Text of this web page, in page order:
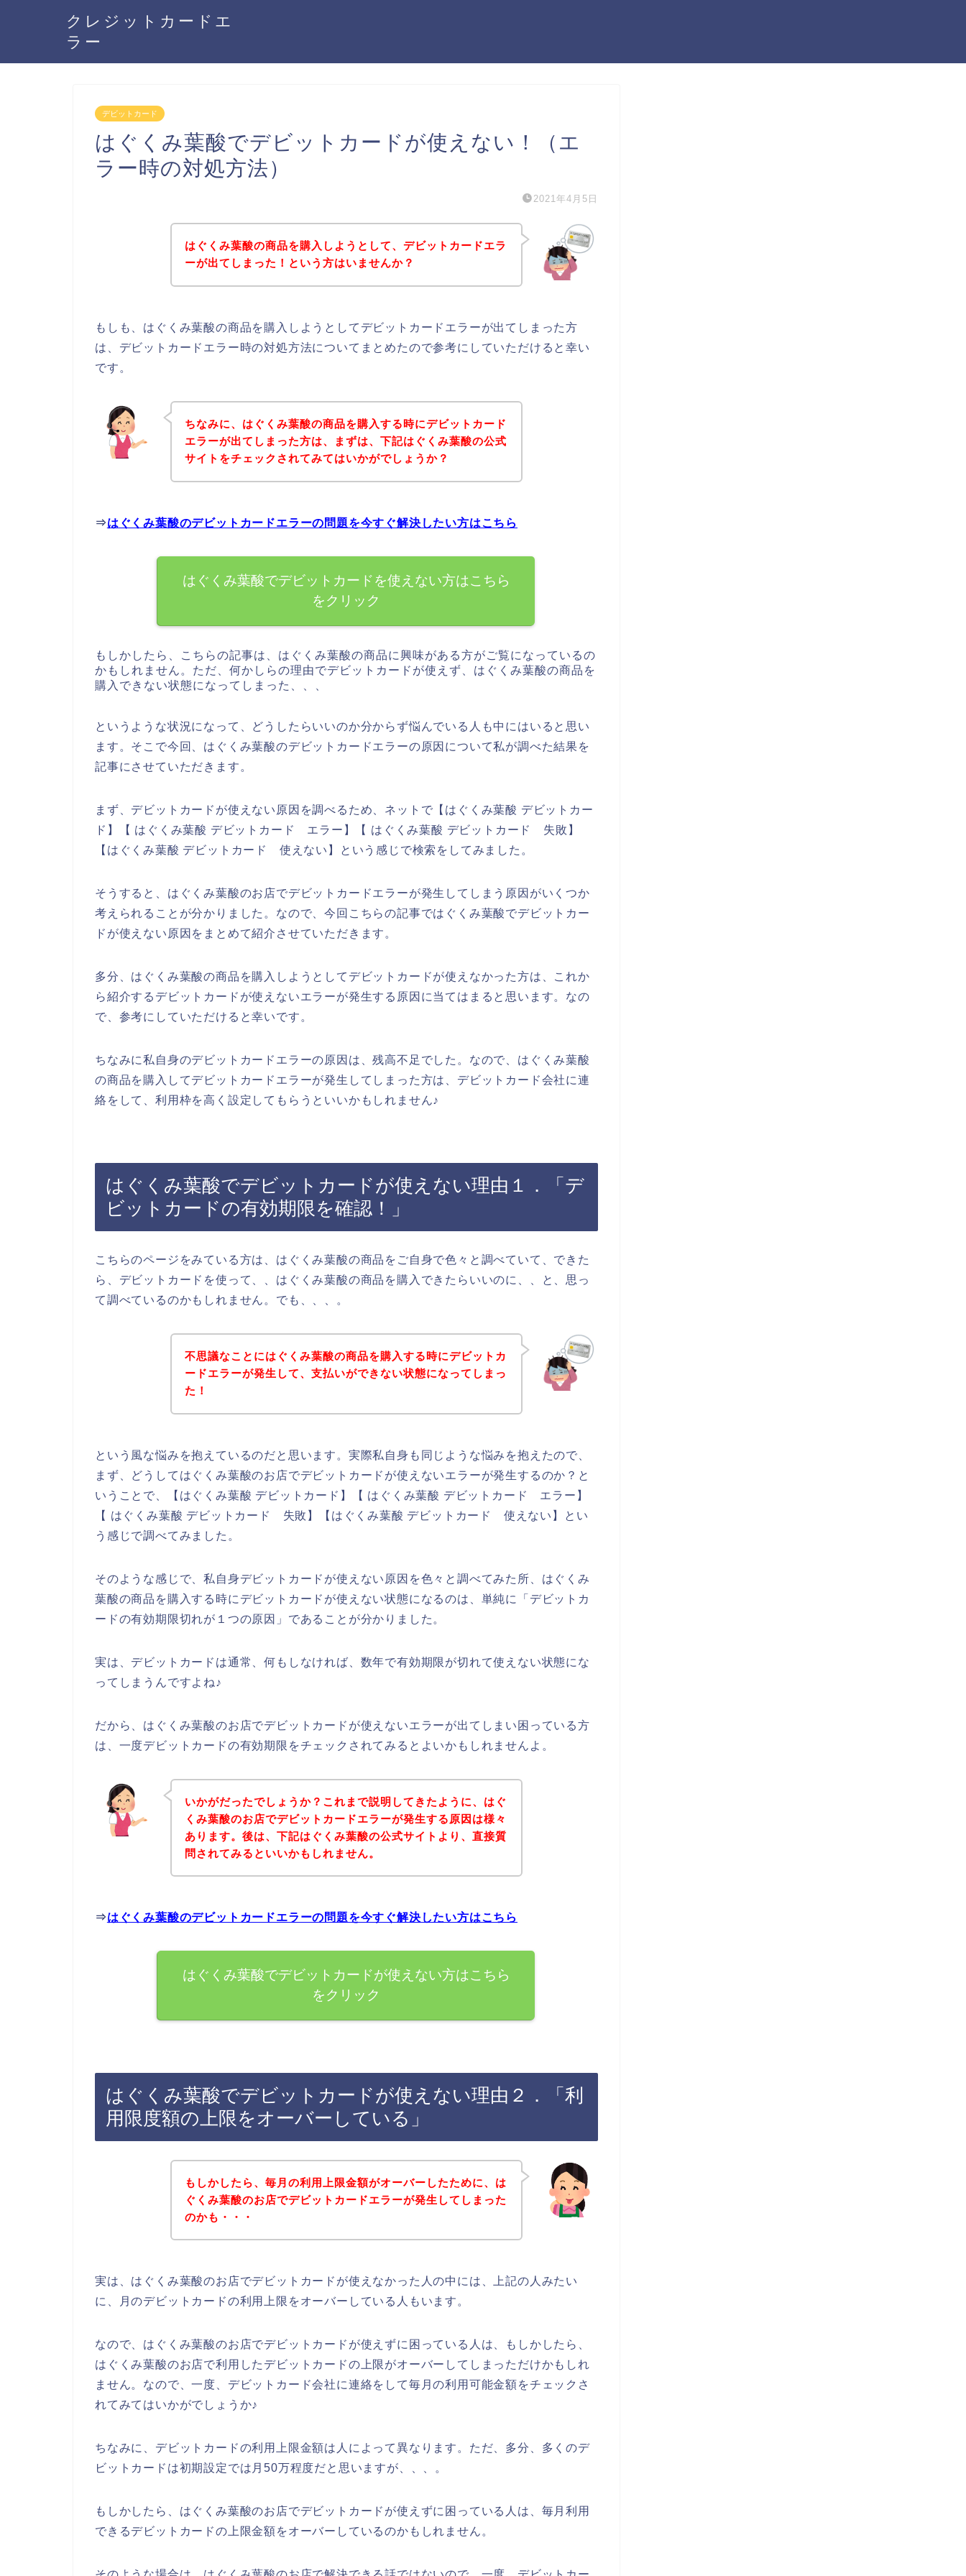
クレジットカードエ
ラー
デビットカード
はぐくみ葉酸でデビットカードが使えない！（エ
ラー時の対処方法）
2021年4月5日
はぐくみ葉酸の商品を購入しようとして、デビットカードエラ
ーが出てしまった！という方はいませんか？
もしも、はぐくみ葉酸の商品を購入しようとしてデビットカードエラーが出てしまった方
は、デビットカードエラー時の対処方法についてまとめたので参考にしていただけると幸い
です。
ちなみに、はぐくみ葉酸の商品を購入する時にデビットカード
エラーが出てしまった方は、まずは、下記はぐくみ葉酸の公式
サイトをチェックされてみてはいかがでしょうか？
⇒はぐくみ葉酸のデビットカードエラーの問題を今すぐ解決したい方はこちら
はぐくみ葉酸でデビットカードを使えない方はこちら
をクリック
もしかしたら、こちらの記事は、はぐくみ葉酸の商品に興味がある方がご覧になっているの
かもしれません。ただ、何かしらの理由でデビットカードが使えず、はぐくみ葉酸の商品を
購入できない状態になってしまった、、、
というような状況になって、どうしたらいいのか分からず悩んでいる人も中にはいると思い
ます。そこで今回、はぐくみ葉酸のデビットカードエラーの原因について私が調べた結果を
記事にさせていただきます。
まず、デビットカードが使えない原因を調べるため、ネットで【はぐくみ葉酸 デビットカー
ド】【 はぐくみ葉酸 デビットカード エラー】【 はぐくみ葉酸 デビットカード 失敗】
【はぐくみ葉酸 デビットカード 使えない】という感じで検索をしてみました。
そうすると、はぐくみ葉酸のお店でデビットカードエラーが発生してしまう原因がいくつか
考えられることが分かりました。なので、今回こちらの記事ではぐくみ葉酸でデビットカー
ドが使えない原因をまとめて紹介させていただきます。
多分、はぐくみ葉酸の商品を購入しようとしてデビットカードが使えなかった方は、これか
ら紹介するデビットカードが使えないエラーが発生する原因に当てはまると思います。なの
で、参考にしていただけると幸いです。
ちなみに私自身のデビットカードエラーの原因は、残高不足でした。なので、はぐくみ葉酸
の商品を購入してデビットカードエラーが発生してしまった方は、デビットカード会社に連
絡をして、利用枠を高く設定してもらうといいかもしれません♪
はぐくみ葉酸でデビットカードが使えない理由１．「デ
ビットカードの有効期限を確認！」
こちらのページをみている方は、はぐくみ葉酸の商品をご自身で色々と調べていて、できた
ら、デビットカードを使って、、はぐくみ葉酸の商品を購入できたらいいのに、、と、思っ
て調べているのかもしれません。でも、、、。
不思議なことにはぐくみ葉酸の商品を購入する時にデビットカ
ードエラーが発生して、支払いができない状態になってしまっ
た！
という風な悩みを抱えているのだと思います。実際私自身も同じような悩みを抱えたので、
まず、どうしてはぐくみ葉酸のお店でデビットカードが使えないエラーが発生するのか？と
いうことで、【はぐくみ葉酸 デビットカード】【 はぐくみ葉酸 デビットカード エラー】
【 はぐくみ葉酸 デビットカード 失敗】【はぐくみ葉酸 デビットカード 使えない】とい
う感じで調べてみました。
そのような感じで、私自身デビットカードが使えない原因を色々と調べてみた所、はぐくみ
葉酸の商品を購入する時にデビットカードが使えない状態になるのは、単純に「デビットカ
ードの有効期限切れが１つの原因」であることが分かりました。
実は、デビットカードは通常、何もしなければ、数年で有効期限が切れて使えない状態にな
ってしまうんですよね♪
だから、はぐくみ葉酸のお店でデビットカードが使えないエラーが出てしまい困っている方
は、一度デビットカードの有効期限をチェックされてみるとよいかもしれませんよ。
いかがだったでしょうか？これまで説明してきたように、はぐ
くみ葉酸のお店でデビットカードエラーが発生する原因は様々
あります。後は、下記はぐくみ葉酸の公式サイトより、直接質
問されてみるといいかもしれません。
⇒はぐくみ葉酸のデビットカードエラーの問題を今すぐ解決したい方はこちら
はぐくみ葉酸でデビットカードが使えない方はこちら
をクリック
はぐくみ葉酸でデビットカードが使えない理由２．「利
用限度額の上限をオーバーしている」
もしかしたら、毎月の利用上限金額がオーバーしたために、は
ぐくみ葉酸のお店でデビットカードエラーが発生してしまった
のかも・・・
実は、はぐくみ葉酸のお店でデビットカードが使えなかった人の中には、上記の人みたい
に、月のデビットカードの利用上限をオーバーしている人もいます。
なので、はぐくみ葉酸のお店でデビットカードが使えずに困っている人は、もしかしたら、
はぐくみ葉酸のお店で利用したデビットカードの上限がオーバーしてしまっただけかもしれ
ません。なので、一度、デビットカード会社に連絡をして毎月の利用可能金額をチェックさ
れてみてはいかがでしょうか♪
ちなみに、デビットカードの利用上限金額は人によって異なります。ただ、多分、多くのデ
ビットカードは初期設定では月50万程度だと思いますが、、、。
もしかしたら、はぐくみ葉酸のお店でデビットカードが使えずに困っている人は、毎月利用
できるデビットカードの上限金額をオーバーしているのかもしれません。